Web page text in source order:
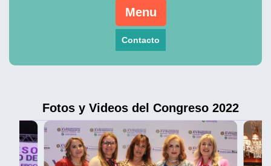
Menu
Contacto
Fotos y Videos del Congreso 2022